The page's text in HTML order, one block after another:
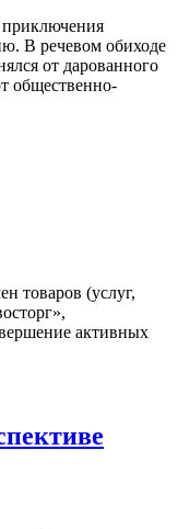
приключения
В речевом обиходе
от дарованного
общественно-
товаров (услуг,
активных